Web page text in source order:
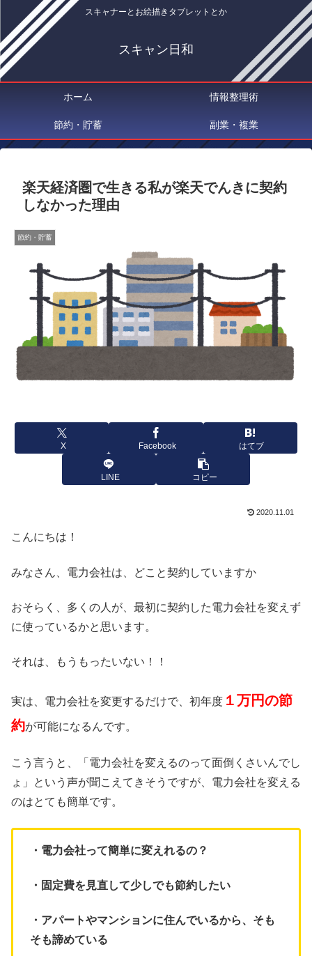
スキャナーとお絵描きタブレットとか
スキャン日和
ホーム 情報整理術
節約・貯蓄 副業・複業
楽天経済圏で生きる私が楽天でんきに契約
しなかった理由
節約・貯蓄
X Facebook はてブ
LINE コピー
2020.11.01
こんにちは！
みなさん、電力会社は、どこと契約していますか
おそらく、多くの人が、最初に契約した電力会社を変えず
に使っているかと思います。
それは、もうもったいない！！
実は、電力会社を変更するだけで、初年度 １万円の節
約が可能になるんです。
こう言うと、「電力会社を変えるのって面倒くさいんでし
ょ」という声が聞こえてきそうですが、電力会社を変える
のはとても簡単です。
・電力会社って簡単に変えれるの？
・固定費を見直して少しでも節約したい
・アパートやマンションに住んでいるから、そも
そも諦めている